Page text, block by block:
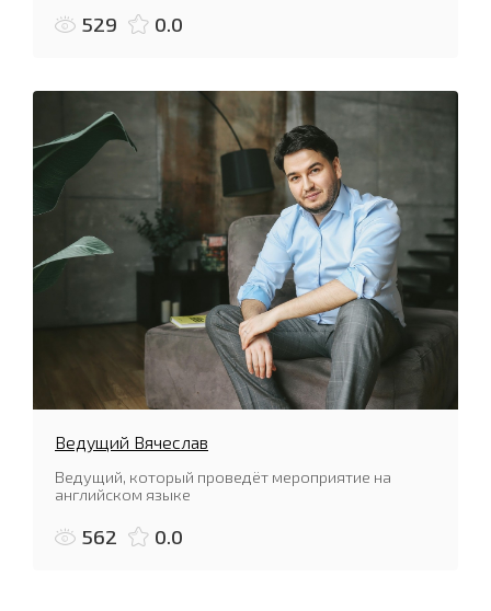
529 0.0
Ведущий Вячеслав
Ведущий, который проведёт мероприятие на
английском языке
562 0.0